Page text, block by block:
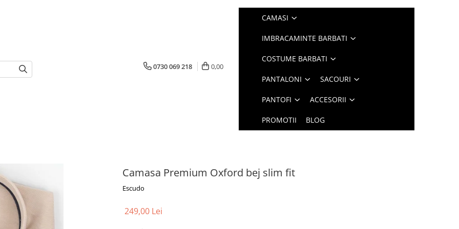
0730 069 218 0,00
CAMASI
IMBRACAMINTE BARBATI
COSTUME BARBATI
PANTALONI SACOURI
PANTOFI ACCESORII
PROMOTII BLOG
Camasa Premium Oxford bej slim fit
Escudo
249,00 Lei